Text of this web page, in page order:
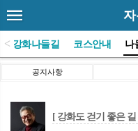
<)강화나들길 코스안내 나
공지사항
[ 강화도 걷기 좋은